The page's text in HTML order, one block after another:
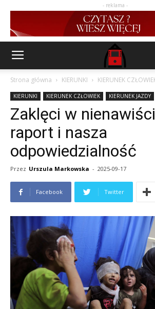
- reklama -
Strona główna KIERUNKI KIERUNEK
KIERUNKI KIERUNEK CZŁOWIEK KIERUNEK JAZDY
Zaklęci w
raport i nasza
odpowiedzialność
Przez Urszula Markowska - 2025-09-17
Facebook Twitter